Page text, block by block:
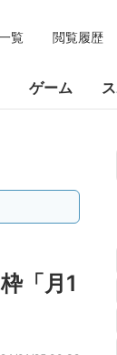
覧 閲覧履歴
ゲーム
「月1